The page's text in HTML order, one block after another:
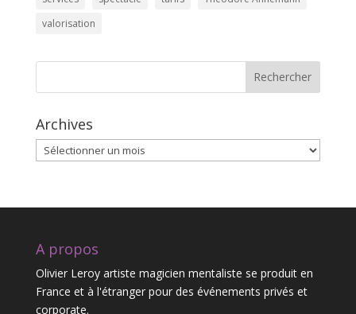
valorisation
Rechercher
Archives
Archives
A propos
Olivier Leroy artiste magicien mentaliste se produit en
France et à l'étranger pour des événements privés et
corporate.